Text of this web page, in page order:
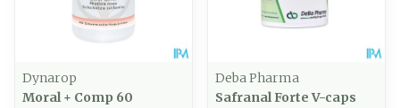
Dynarop
Moral + Comp 60
Deba Pharma
Safranal Forte V-caps